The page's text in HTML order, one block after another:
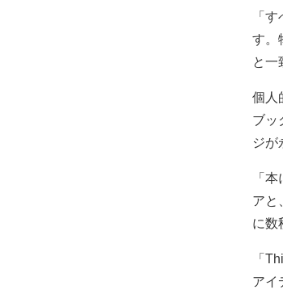
「
す。
と一
個人
ブッ
ジが
「
アと
に数
「
アイ